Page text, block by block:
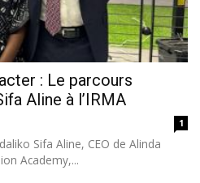
: Le parcours
Aline à l’IRMA
1
Sifa Aline, CEO de Alinda
Academy,...